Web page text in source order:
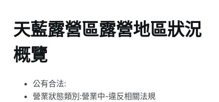
天藍露營區露營地區狀況
概覽
公有合法:
營業狀態類別:營業中-違反相關法規